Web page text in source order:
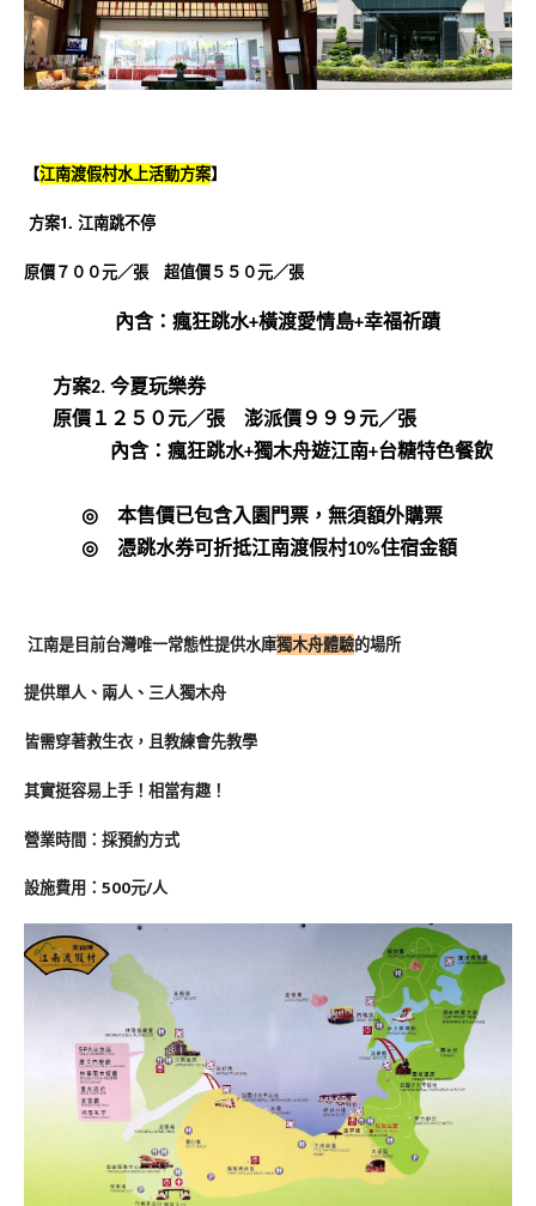
【江南渡假村水上活動方案】
方案1. 江南跳不停
原價７００元／張 超值價５５０元／張
內含：瘋狂跳水+橫渡愛情島+幸福祈蹟
方案2. 今夏玩樂券
原價１２５０元／張 澎派價９９９元／張
內含：瘋狂跳水+獨木舟遊江南+台糖特色餐飲
◎
本售價已包含入園門票，無須額外購票
◎
憑跳水券可折抵江南渡假村10%住宿金額
江南是目前台灣唯一常態性提供水庫獨木舟體驗的場所
提供單人、兩人、三人獨木舟
皆需穿著救生衣，且教練會先教學
其實挺容易上手！相當有趣！
營業時間：採預約方式
設施費用：500元/人